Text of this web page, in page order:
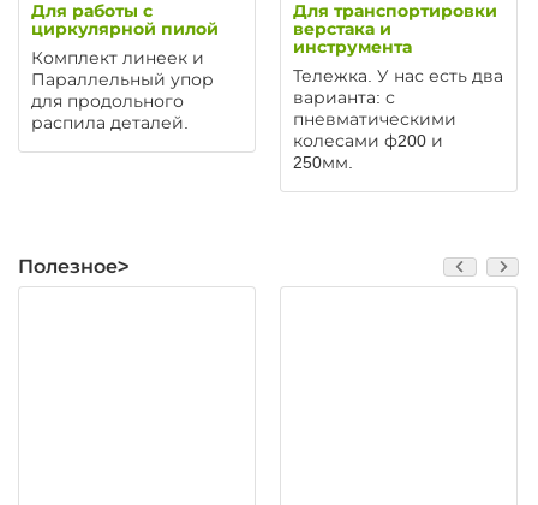
Для работы с
циркулярной пилой
Комплект линеек и
Параллельный упор
для продольного
распила деталей.
Для транспортировки
верстака и
инструмента
Тележка. У нас есть два
варианта: с
пневматическими
колесами ф200 и
250мм.
Полезное>